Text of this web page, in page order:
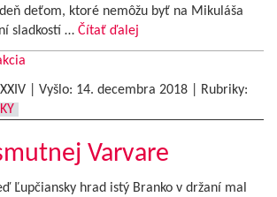
deťom, ktoré nemôžu byť na Mikuláša
sladkostí … Čítať ďalej
| Vyšlo: 14. decembra 2018
Rubriky:
Varvare
Ľupčiansky hrad istý Branko v držaní mal